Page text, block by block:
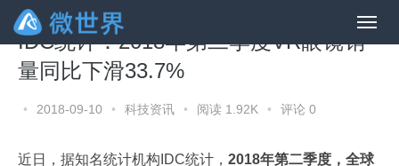
IDC统计：2018年第二季度VR眼镜销
量同比下滑33.7%
• 2018-09-10 • 科技资讯 • 阅读 1.92K • 评论 0
近日，据知名统计机构IDC统计， 2018年第二季度，全球